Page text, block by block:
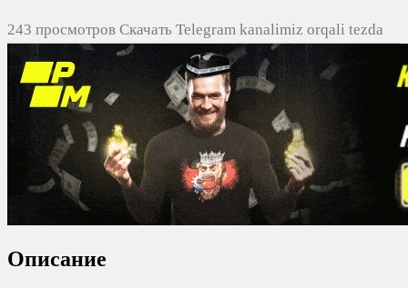
243 просмотров Скачать Telegram kanalimiz orqali tezda
yuklash
Описание